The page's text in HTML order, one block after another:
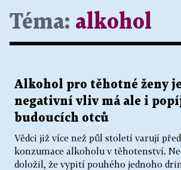
Téma: alkohol
Alkohol pro těhotné ženy
negativní vliv má ale i
budoucích otců
Vědci již více než půl století varují
konzumace alkoholu v těhotenství.
doložil, že vypití pouhého jednoho